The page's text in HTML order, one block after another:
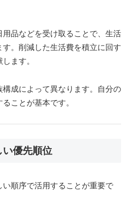
品などを受け取ることで、生活
。削減した生活費を積立に回す
ます。
成によって異なります。自分の
ことが基本です。
優先順位
順序で活用することが重要で